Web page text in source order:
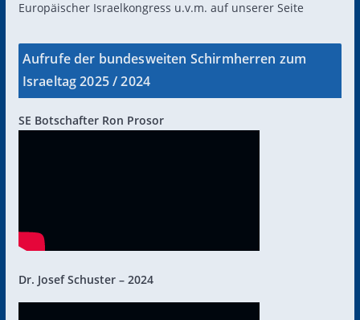
Europäischer Israelkongress u.v.m. auf unserer Seite
Aufrufe der bundesweiten Schirmherren zum
Israeltag 2025 / 2024
SE Botschafter Ron Prosor
Dr. Josef Schuster – 2024